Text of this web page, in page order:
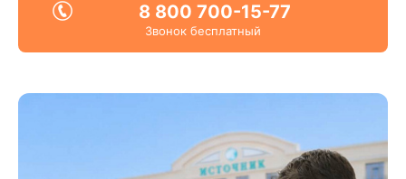
8 800 700-15-77
Звонок бесплатный